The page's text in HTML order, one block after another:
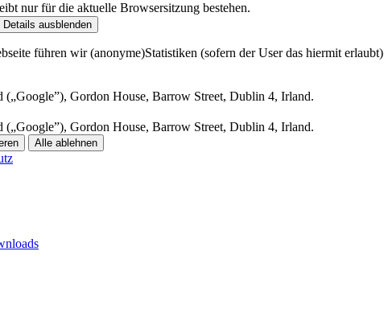
nur für die aktuelle Browsersitzung bestehen.
Details ausblenden
führen wir (anonyme)Statistiken (sofern der User das hiermit erlaubt)
(„Google”), Gordon House, Barrow Street, Dublin 4, Irland.
(„Google”), Gordon House, Barrow Street, Dublin 4, Irland.
Alle ablehnen